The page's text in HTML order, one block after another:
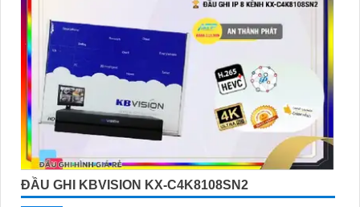
ĐẦU GHI KBVISION KX-C4K8108SN2